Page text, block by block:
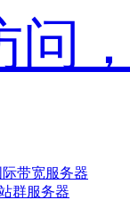
问
带宽服务器
群服务器